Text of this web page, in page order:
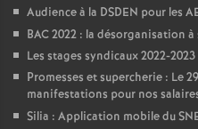
Audience à la DSDEN pour les
BAC 2022 : la désorganisation
Les stages syndicaux 2022-2023
Promesses et supercherie : Le
manifestations pour nos
Silia : Application mobile du